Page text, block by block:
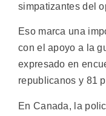
simpatizantes del
Eso marca una
con el apoyo a la
expresado en
republicanos y 81
En Canada, la